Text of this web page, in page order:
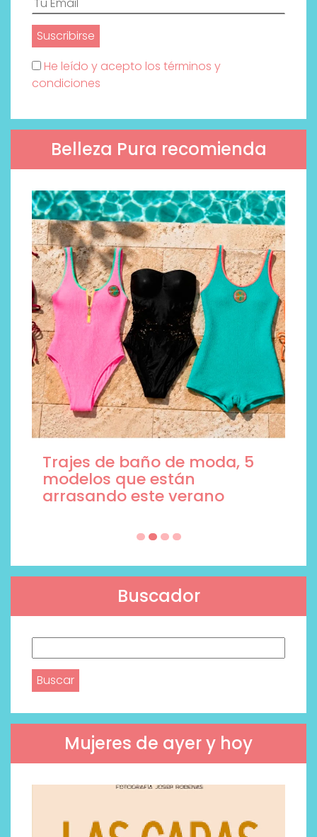
He leído y acepto los términos y
condiciones
Belleza Pura recomienda
Trajes de baño de moda, 5
modelos que están
arrasando este verano
Buscador
Mujeres de ayer y hoy